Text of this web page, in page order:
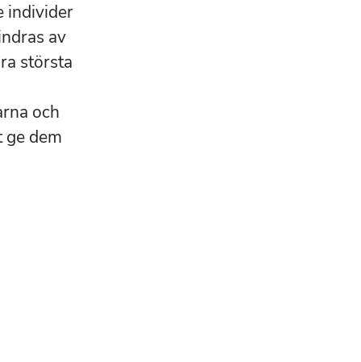
individer
av
största
och
dem